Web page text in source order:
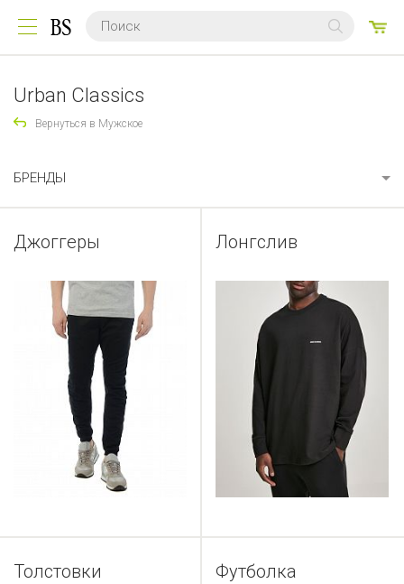
Urban Classics
Вернуться в Мужское
БРЕНДЫ
Джоггеры Лонгслив
Толстовки Футболка